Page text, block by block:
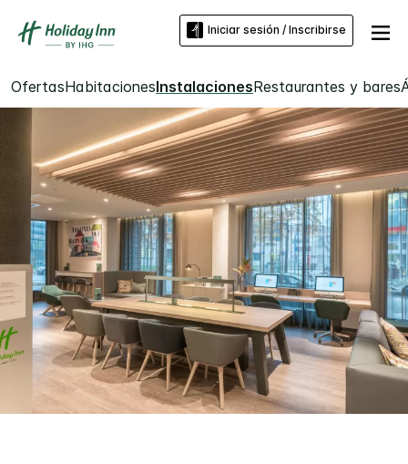
Iniciar sesión / Inscribirse
OfertasHabitacionesInstalacionesRestaurantes y bares